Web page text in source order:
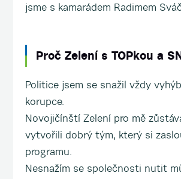
jsme s kamarádem Radimem
Proč Zelení s TOPkou a
Politice jsem se snažil vždy
korupce.
Novojičínští Zelení pro mě
vytvořili dobrý tým, který si
programu.
Nesnažím se společnosti nutit